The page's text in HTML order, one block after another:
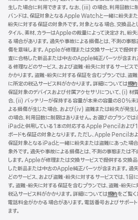
イ
ン
ド
ウ
で
開
き
ま
す）
生した場合に利用できます。なお、(iii) の場合、利用回数
バンドは、保証対象となるApple Watchと一緒に紛失また
紛失に対する保証の対象外です。対象となる場合、交換品
タイル、素材、カラーはAppleの裁量によって決定され、紛
る場合があります。過失や事故による損傷とは、不測の事
傷を意味します。Appleが修理または交換サービスで提供
査に合格した新品または中古のApple純正パーツが含まれ
る修理などのサービス、および盗難・紛失に対するサービス
かかります。盗難・紛失に対する保証を含むプランでは、盗
に所定の税込サービス料がかかります。詳細については規約
保証対象のデバイスおよび付属アクセサリについて、(i)
合、(ii) バッテリーが保持する容量が本来の容量の80%未
よる損傷が生じた場合、および(iv) 盗難または紛失が発生
の場合、利用回数に制限はありません。お選びのプランで
iPadと併用している1本の対応するApple Pencilおよ
ボードも保証の対象となります。ただし、Apple Pencilお
保証対象となるiPadと一緒に紛失または盗難にあった場合
象外です。過失や事故による損傷とは、不測の事態または
します。Appleが修理または交換サービスで提供する交換
した新品または中古のApple純正パーツが含まれます。過
どのサービス、および盗難・紛失に対するサービスでは、1
す。盗難・紛失に対する保証を含むプランでは、盗難・紛失
税込サービス料がかかります。詳細については規約（新
規
をご覧く
電話料金がかかる場合があります。電話番号およびサポー
ます。